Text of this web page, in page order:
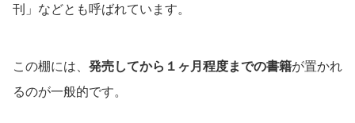
刊」などとも呼ばれています。
この棚には、 発売してから１ヶ月程度までの書籍が置かれ
るのが一般的です。